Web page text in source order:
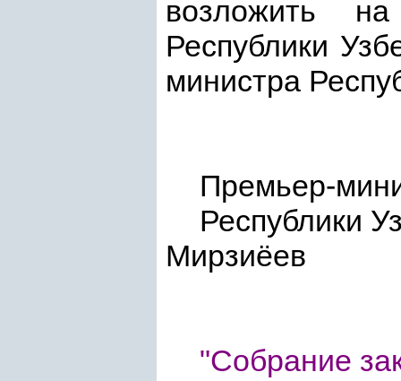
возложить
Республики
министра
Премьер-
Мирзиёев
"Собрание